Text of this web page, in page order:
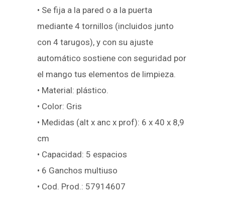
• Se fija a la pared o a la puerta
mediante 4 tornillos (incluidos junto
con 4 tarugos), y con su ajuste
automático sostiene con seguridad por
el mango tus elementos de limpieza.
• Material: plástico.
• Color: Gris
• Medidas (alt x anc x prof): 6 x 40 x 8,9
cm
• Capacidad: 5 espacios
• 6 Ganchos multiuso
• Cod. Prod.: 57914607